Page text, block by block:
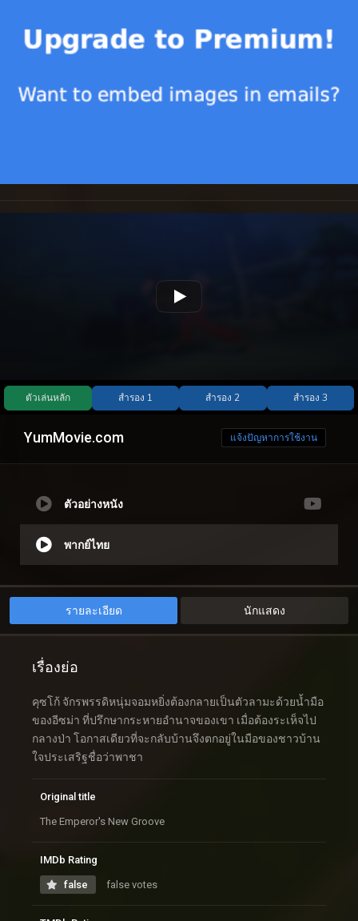
YumMovie.com แจ้งปัญหาการใช้งาน
ตัวอย่างหนัง
พากย์ไทย
รายละเอียด นักแสดง
เรื่องย่อ
คุซโก้ จักรพรรดิหนุ่มจอมหยิ่งต้องกลายเป็นตัวลามะด้วยน้ำมือ
ของอีซม่า ที่ปรึกษากระหายอำนาจของเขา เมื่อต้องระเห็จไป
กลางป่า โอกาสเดียวที่จะกลับบ้านจึงตกอยู่ในมือของชาวบ้าน
ใจประเสริฐชื่อว่าพาชา
Original title
The Emperor's New Groove
IMDb Rating
false false votes